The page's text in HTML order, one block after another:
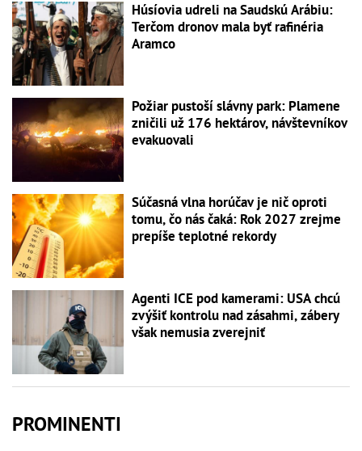
Húsíovia udreli na Saudskú Arábiu:
Terčom dronov mala byť rafinéria
Aramco
Požiar pustoší slávny park: Plamene
zničili už 176 hektárov, návštevníkov
evakuovali
Súčasná vlna horúčav je nič oproti
tomu, čo nás čaká: Rok 2027 zrejme
prepíše teplotné rekordy
Agenti ICE pod kamerami: USA chcú
zvýšiť kontrolu nad zásahmi, zábery
však nemusia zverejniť
PROMINENTI